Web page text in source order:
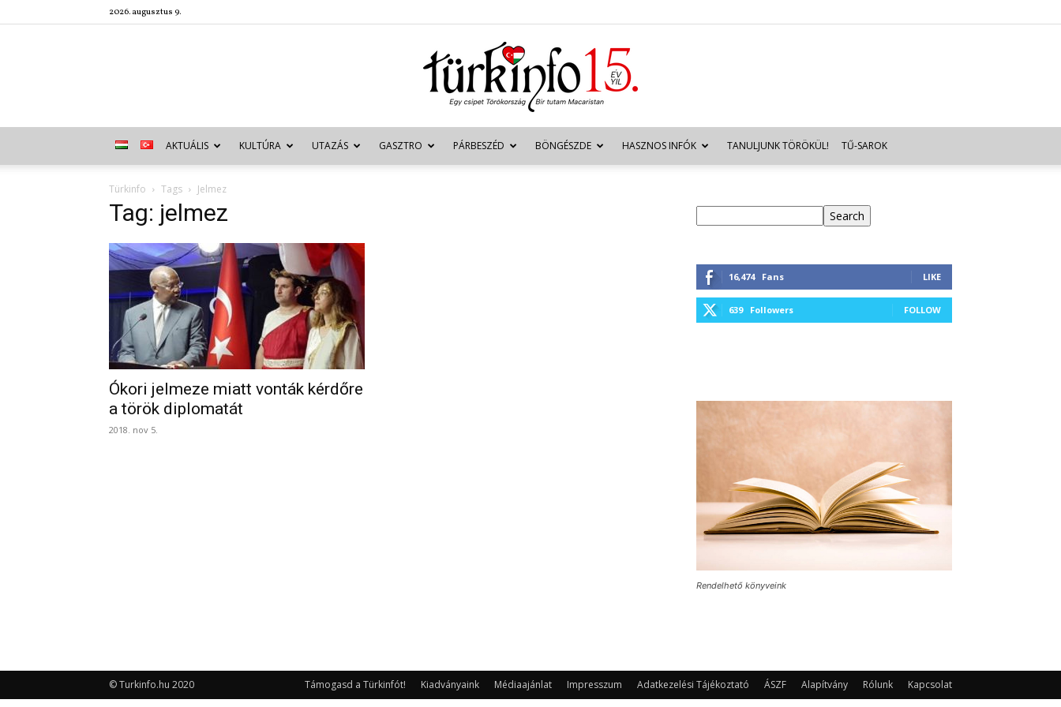
2026. augusztus 9.
Türkinfo
AKTUÁLIS KULTÚRA UTAZÁS GASZTRO PÁRBESZÉD BÖNGÉSZDE HASZNOS INFÓK TANULJUNK TÖRÖKÜL! TŰ-SAROK
Türkinfo Tags Jelmez
Tag: jelmez
Ókori jelmeze miatt vonták kérdőre
a török diplomatát
2018. nov 5.
Search
16,474 Fans LIKE
639 Followers FOLLOW
Rendelhető könyveink
Támogasd a Türkinfót! Kiadványaink Médiaajánlat Impresszum Adatkezelési Tájékoztató ÁSZF Alapítvány Rólunk Kapcsolat
© Turkinfo.hu 2020